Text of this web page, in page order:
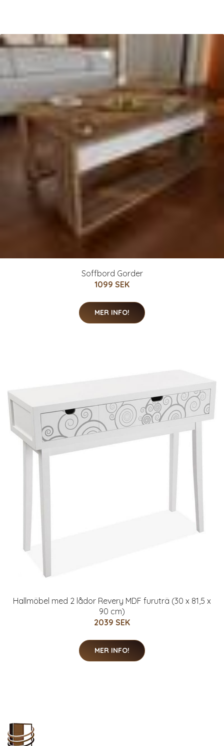
Soffbord Gorder
1099 SEK
MER INFO!
Hallmöbel med 2 lådor Revery MDF furuträ (30 x 81,5 x
90 cm)
2039 SEK
MER INFO!